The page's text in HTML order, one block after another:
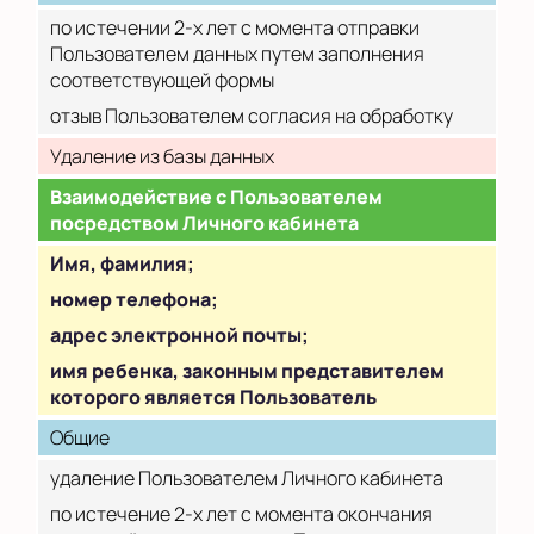
по истечении 2-х лет с момента отправки
Пользователем данных путем заполнения
соответствующей формы
отзыв Пользователем согласия на обработку
Удаление из базы данных
Взаимодействие с Пользователем
посредством Личного кабинета
Имя, фамилия;
номер телефона;
адрес электронной почты;
имя ребенка, законным представителем
которого является Пользователь
Общие
удаление Пользователем Личного кабинета
по истечение 2-х лет с момента окончания